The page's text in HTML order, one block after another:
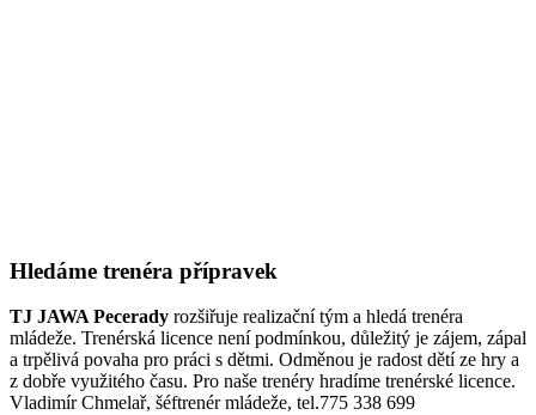
Hledáme trenéra přípravek
TJ JAWA Pecerady rozšiřuje realizační tým a hledá trenéra
mládeže. Trenérská licence není podmínkou, důležitý je zájem, zápal
a trpělivá povaha pro práci s dětmi. Odměnou je radost dětí ze hry a
z dobře využitého času. Pro naše trenéry hradíme trenérské licence.
Vladimír Chmelař, šéftrenér mládeže, tel.775 338 699